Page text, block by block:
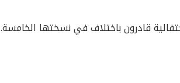
قادرون باختلاف في نسختها الخامسة.